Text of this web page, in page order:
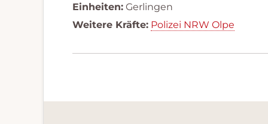
Einheiten: Gerlingen
Weitere Kräfte: Polizei NRW Olpe